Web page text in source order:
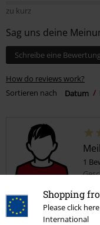
Shopping
Please click
International
zu kurz
Sag uns deine
Schreibe eine
How do reviews work?
Sortieren nach
Datum
1
Fender Hoodie
Als Fender und hoodie